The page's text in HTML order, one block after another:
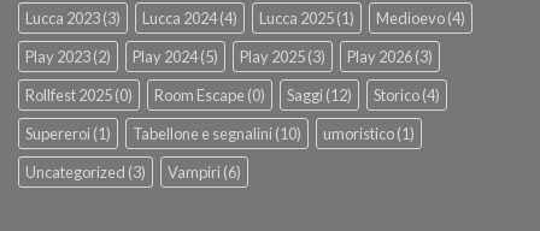
Lucca 2023(3) Lucca 2024(4) Lucca 2025(1) Medioevo(4)
Play 2023(2) Play 2024(5) Play 2025(3) Play 2026(3)
Rollfest 2025(0) Room Escape(0) Saggi(12) Storico(4)
Supereroi(1) Tabellone e segnalini(10) umoristico(1)
Uncategorized (3) Vampiri(6)